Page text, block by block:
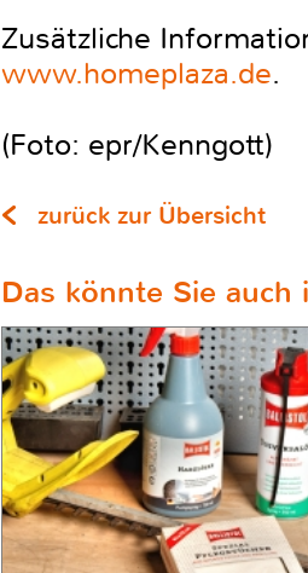
Zusätzliche
www.homeplaza.de.
(Foto: epr/Kenngott)
zurück zur Übersicht
Das könnte Sie auch